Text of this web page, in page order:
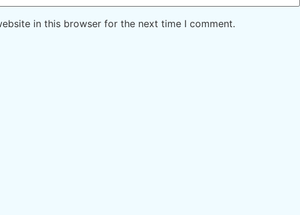
in this browser for the next time I comment.